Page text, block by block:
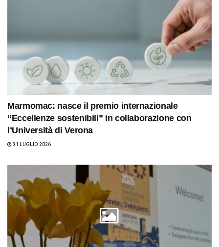
Marmomac: nasce il premio internazionale
“Eccellenze sostenibili” in collaborazione con
l’Università di Verona
31 LUGLIO 2026